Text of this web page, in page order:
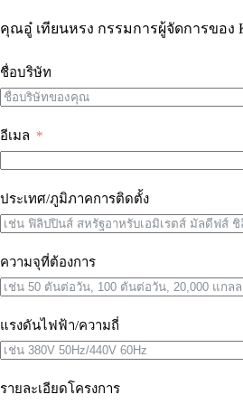
คุณอู๋ เทียนหรง กรรมการผู้จัดการของ
ชื่อบริษัท
อีเมล
ประเทศ/ภูมิภาคการติดตั้ง
ความจุที่ต้องการ
แรงดันไฟฟ้า/ความถี่
รายละเอียดโครงการ